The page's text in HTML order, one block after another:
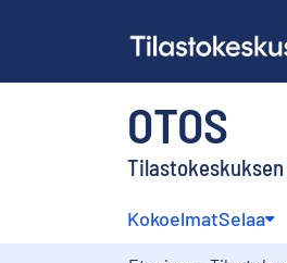
OTOS
KokoelmatSelaa